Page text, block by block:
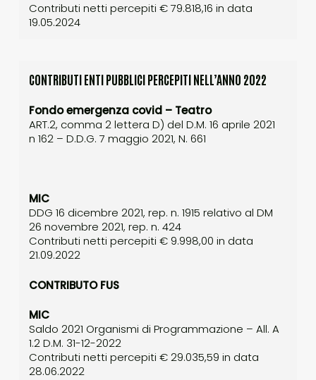
Contributi netti percepiti € 79.818,16 in data
19.05.2024
CONTRIBUTI ENTI PUBBLICI PERCEPITI NELL’ANNO 2022
Fondo emergenza covid – Teatro
ART.2, comma 2 lettera D) del D.M. 16 aprile 2021
n 162 – D.D.G. 7 maggio 2021, N. 661
MIC
DDG 16 dicembre 2021, rep. n. 1915 relativo al DM
26 novembre 2021, rep. n. 424
Contributi netti percepiti € 9.998,00 in data
21.09.2022
CONTRIBUTO FUS
MIC
Saldo 2021 Organismi di Programmazione – All. A
1.2 D.M. 31-12-2022
Contributi netti percepiti € 29.035,59 in data
28.06.2022